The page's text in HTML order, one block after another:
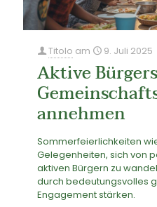
Titolo am 9. Juli 2025
Aktive
annehmen
Sommerfeierlichkeiten
Gelegenheiten, sich von
aktiven Bürgern zu
durch bedeutungsvolles
Engagement stärken.